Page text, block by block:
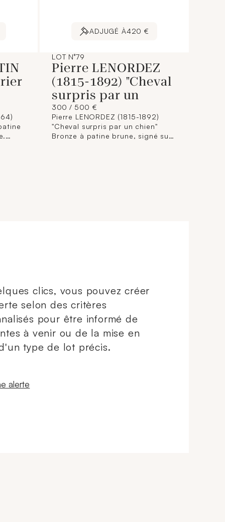
ADJUGÉ À420 €
LOT N°79
Pierre LENORDEZ
(1815-1892) "Cheval
surpris par un
300 / 500 €
Pierre LENORDEZ (1815-1892)
"Cheval surpris par un chien"
Bronze à patine brune, signé sur
clics, vous pouvez créer
selon des critères
pour être informé de
à venir ou de la mise en
type de lot précis.
fenêtre
alerte